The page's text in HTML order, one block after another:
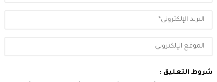
شروط التعليق :